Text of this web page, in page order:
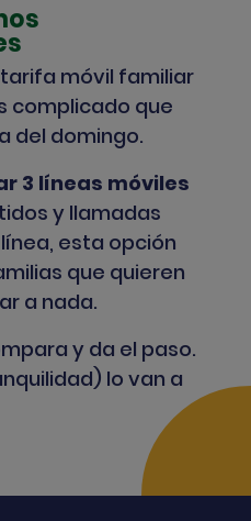
móvil familiar
complicado que
del domingo.
3 líneas móviles
y llamadas
esta opción
que quieren
a nada.
y da el paso.
lo van a